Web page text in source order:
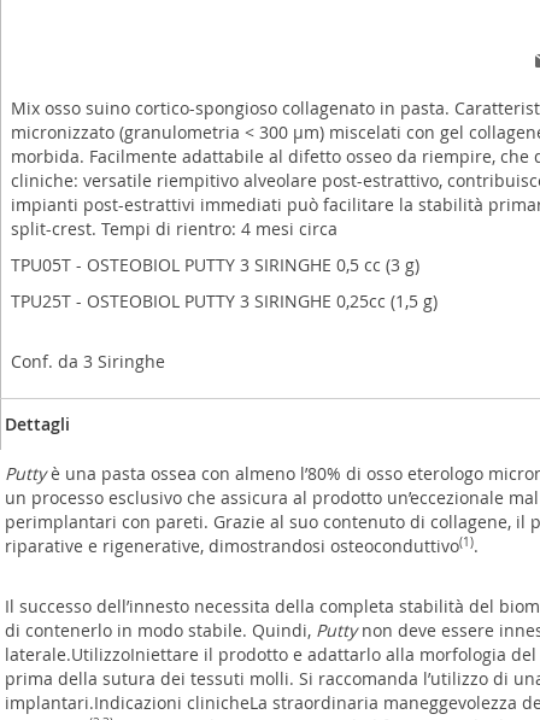
Mix osso suino cortico-spongioso collagenato in pasta.
micronizzato (granulometria < 300 µm) miscelati con gel
morbida. Facilmente adattabile al difetto osseo da riempire,
cliniche: versatile riempitivo alveolare post-estrattivo,
impianti post-estrattivi immediati può facilitare la stabilità
split-crest. Tempi di rientro: 4 mesi circa
TPU05T - OSTEOBIOL PUTTY 3 SIRINGHE 0,5 cc (3 g)
TPU25T - OSTEOBIOL PUTTY 3 SIRINGHE 0,25cc (1,5 g)
Conf. da 3 Siringhe
Dettagli
Puttyè una pasta ossea con almeno l’80% di osso eterologo
un processo esclusivo che assicura al prodotto un’eccezionale
perimplantari con pareti. Grazie al suo contenuto di collagene, il
riparative e rigenerative, dimostrandosi osteoconduttivo(1).
Il successo dell’innesto necessita della completa stabilità del
di contenerlo in modo stabile. Quindi, Puttynon deve essere
laterale.UtilizzoIniettare il prodotto e adattarlo alla morfologia
prima della sutura dei tessuti molli. Si raccomanda l’utilizzo di
implantari.Indicazioni clinicheLa straordinaria maneggevolezza